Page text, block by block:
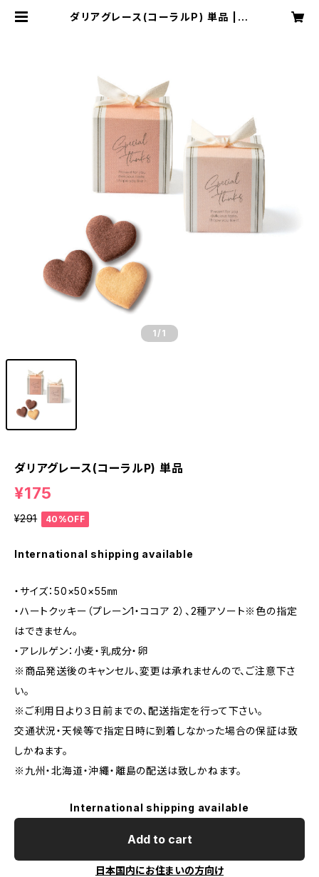
ダリアグレース(コーラルP) 単品 | R
1 /1
ダリアグレース(コーラルP) 単品
¥175
¥291 40%OFF
International shipping available
・サイズ：50×50×55㎜
・ハートクッキー（プレーン1・ココア 2）、2種アソート※色の指定
はできません｡
・アレルゲン：小麦・乳成分・卵
※商品発送後のキャンセル、変更は承れませんので、ご注意下さ
い。
※ご利用日より３日前までの、配送指定を行って下さい。
交通状況・天候等で指定日時に到着しなかった場合の保証は致
しかねます。
※九州・北海道・沖繩・離島の配送は致しかねます。
International shipping available
Add to cart
日本国内にお住まいの方向け